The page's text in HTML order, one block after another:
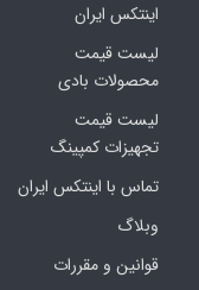
اینتکس ایران
لیست قیمت
محصولات بادی
لیست قیمت
تجهیزات کمپینگ
تماس با اینتکس ایران
وبلاگ
قوانین و مقررات